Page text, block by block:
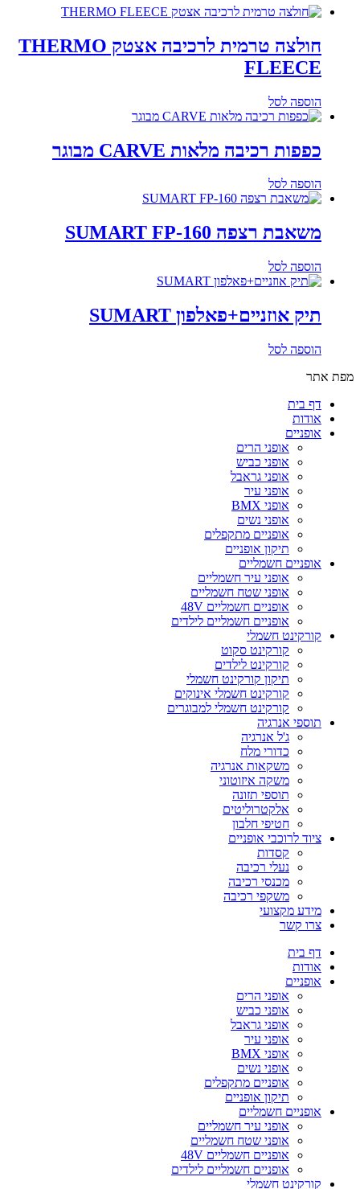
חולצה טרמית לרכיבה אצטק THERMO
FLEECE
הוספה לסל
כפפות רכיבה מלאות CARVE מבוגר
הוספה לסל
משאבת רצפה SUMART FP-160
הוספה לסל
תיק אוזניים+פאלפון SUMART
הוספה לסל
מפת אתר
דף בית
אודות
אופניים
אופני הרים
אופני כביש
אופני גראבל
אופני עיר
אופני BMX
אופני נשים
אופניים מתקפלים
תיקון אופניים
אופניים חשמליים
אופני עיר חשמליים
אופני שטח חשמליים
אופניים חשמליים 48V
אופניים חשמליים לילדים
קורקינט חשמלי
קורקינט סקוט
קורקינט לילדים
תיקון קורקינט חשמלי
קורקינט חשמלי אינוקים
קורקינט חשמלי למבוגרים
תוספי אנרגיה
ג'ל אנרגיה
כדורי מלח
משקאות אנרגיה
משקה איזוטוני
תוספי תזונה
אלקטרוליטים
חטיפי חלבון
ציוד לרוכבי אופניים
קסדות
נעלי רכיבה
מכנסי רכיבה
משקפי רכיבה
מידע מקצועי
צרו קשר
דף בית
אודות
אופניים
אופני הרים
אופני כביש
אופני גראבל
אופני עיר
אופני BMX
אופני נשים
אופניים מתקפלים
תיקון אופניים
אופניים חשמליים
אופני עיר חשמליים
אופני שטח חשמליים
אופניים חשמליים 48V
אופניים חשמליים לילדים
קורקינט חשמלי